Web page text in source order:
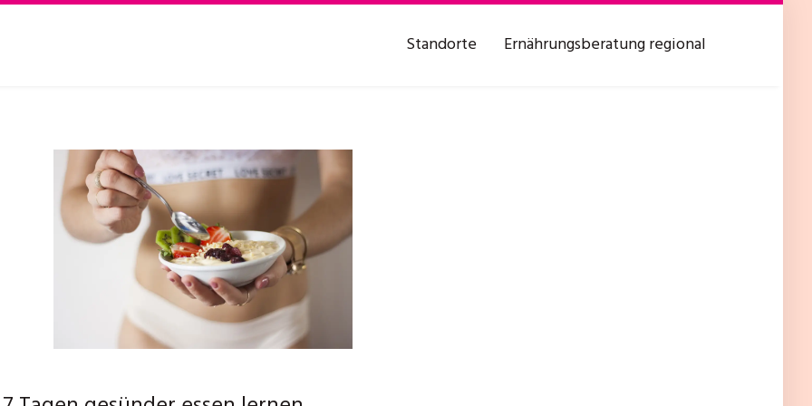
Standorte Ernährungsberatung regional